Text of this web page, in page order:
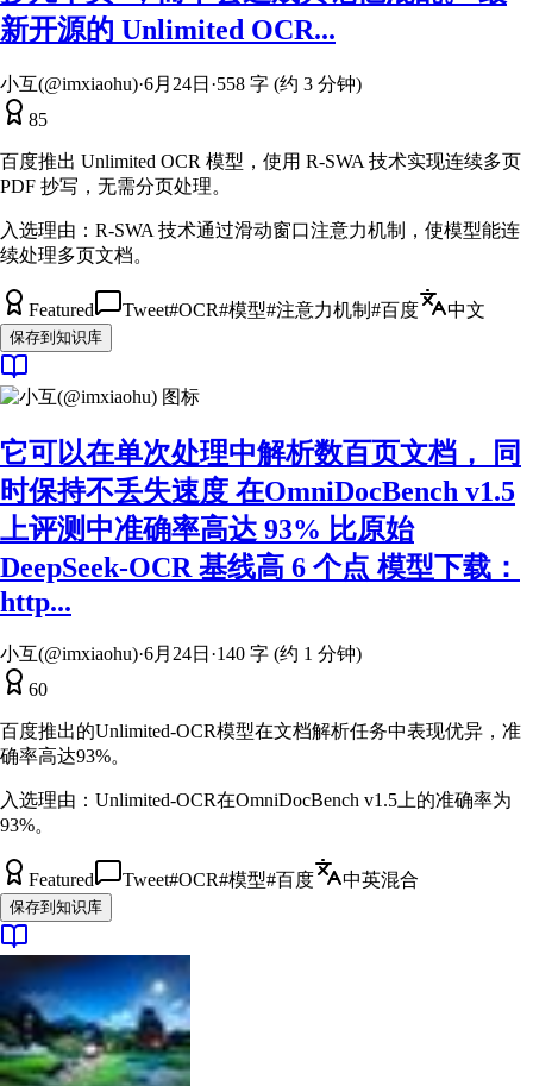
新开源的 Unlimited OCR...
小互(@imxiaohu)·6月24日 ·558 字 (约 3 分钟)
85
百度推出 Unlimited OCR 模型，使用 R-SWA 技术实现连续多页
PDF 抄写，无需分页处理。
入选理由： R-SWA 技术通过滑动窗口注意力机制，使模型能连
续处理多页文档。
Featured Tweet#OCR#模型#注意力机制 #百度 中文
保存到知识库
它可以在单次处理中解析数百页文档， 同
时保持不丢失速度 在OmniDocBench v1.5
上评测中准确率高达 93% 比原始
DeepSeek-OCR 基线高 6 个点 模型下载：
http...
小互(@imxiaohu)·6月24日 ·140 字 (约 1 分钟)
60
百度推出的Unlimited-OCR模型在文档解析任务中表现优异，准
确率高达93%。
入选理由： Unlimited-OCR在OmniDocBench v1.5上的准确率为
93%。
Featured Tweet#OCR#模型#百度 中英混合
保存到知识库